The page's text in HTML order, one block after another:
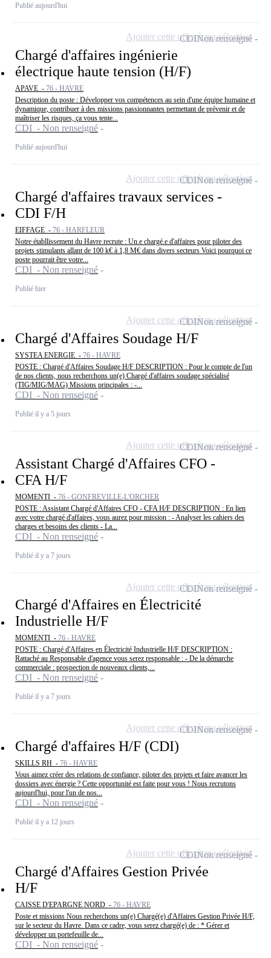
Publié aujourd'hui
Chargé d'affaires ingénierie
électrique haute tension (H/F)
APAVE - 76 - HAVRE
Description du poste : Développer vos compétences au sein d'une équipe humaine et
dynamique, contribuer à des missions passionnantes permettant de prévenir et de
maîtriser les risques, ça vous tente...
CDI - Non renseigné
Publié aujourd'hui
CDINon renseigné
Ajouter cette offre à ma sélection
Chargé d'affaires travaux services -
CDI F/H
EIFFAGE - 76 - HARFLEUR
Notre établlissement du Havre recrute : Un.e chargé.e d'affaires pour piloter des
projets stimulants allant de 100 k€ à 1,8 M€ dans divers secteurs Voici pourquoi ce
poste pourrait être votre...
CDI - Non renseigné
Publié hier
CDINon renseigné
Ajouter cette offre à ma sélection
Chargé d'Affaires Soudage H/F
SYSTEA ENERGIE - 76 - HAVRE
POSTE : Chargé d'Affaires Soudage H/F DESCRIPTION : Pour le compte de l'un
de nos clients, nous recherchons un(e) Chargé d'affaires soudage spécialisé
(TIG/MIG/MAG) Missions principales : -...
CDI - Non renseigné
Publié il y a 5 jours
CDINon renseigné
Ajouter cette offre à ma sélection
Assistant Chargé d'Affaires CFO -
CFA H/F
MOMENTI - 76 - GONFREVILLE-L'ORCHER
POSTE : Assistant Chargé d'Affaires CFO - CFA H/F DESCRIPTION : En lien
avec votre chargé d'affaires, vous aurez pour mission : - Analyser les cahiers des
charges et besoins des clients - La...
CDI - Non renseigné
Publié il y a 7 jours
CDINon renseigné
Ajouter cette offre à ma sélection
Chargé d'Affaires en Électricité
Industrielle H/F
MOMENTI - 76 - HAVRE
POSTE : Chargé d'Affaires en Électricité Industrielle H/F DESCRIPTION :
Rattaché au Responsable d'agence vous serez responsable : - De la démarche
commerciale : prospection de nouveaux clients,...
CDI - Non renseigné
Publié il y a 7 jours
CDINon renseigné
Ajouter cette offre à ma sélection
Chargé d'affaires H/F (CDI)
SKILLS RH - 76 - HAVRE
Vous aimez créer des relations de confiance, piloter des projets et faire avancer les
dossiers avec énergie ? Cette opportunité est faite pour vous ! Nous recrutons
aujourd'hui, pour l'un de nos...
CDI - Non renseigné
Publié il y a 12 jours
CDINon renseigné
Ajouter cette offre à ma sélection
Chargé d'Affaires Gestion Privée
H/F
CAISSE D'EPARGNE NORD - 76 - HAVRE
Poste et missions Nous recherchons un(e) Chargé(e) d'Affaires Gestion Privée H/F,
sur le secteur du Havre. Dans ce cadre, vous serez chargé(e) de : * Gérer et
développer un portefeuille de...
CDI - Non renseigné
CDINon renseigné
Ajouter cette offre à ma sélection